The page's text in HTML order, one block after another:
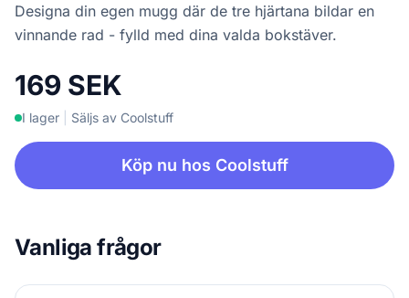
Designa din egen mugg där de tre hjärtana bildar en
vinnande rad - fylld med dina valda bokstäver.
169 SEK
I lager Säljs av Coolstuff
Köp nu hos Coolstuff
Vanliga frågor